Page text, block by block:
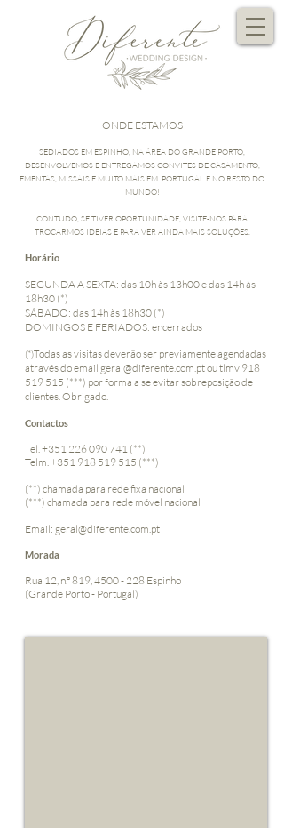
ONDE ESTAMOS
SEDIADOS EM ESPINHO, NA ÁREA DO GRANDE PORTO,
DESENVOLVEMOS E ENTREGAMOS CONVITES DE CASAMENTO,
EMENTAS, MISSAIS E MUITO MAIS EM PORTUGAL E NO RESTO DO
MUNDO!​
CONTUDO, SE TIVER OPORTUNIDADE, VISITE-NOS PARA
TROCARMOS IDEIAS E PARA VER AINDA MAIS SOLUÇÕES.
Horário
SEGUNDA A SEXTA: das 10h às 13h00 e das 14h às
18h30 (*)
SÁBADO: das 14h às 18h30 (*)
DOMINGOS E FERIADOS: encerrados
(*)Todas as visitas deverão ser previamente agendadas
através do email geral@diferente.com.ptou tlmv 918
519 515 (***) por forma a se evitar sobreposição de
clientes. Obrigado.
Contactos
Tel.+351 226 090 741 (**)
Telm.+351 918 519 515 (***)
(**) chamada para rede fixa nacional
(***) chamada para rede móvel nacional
Email: geral@diferente.com.pt
Morada
Rua 12, n.º 819,4500 - 228 Espinho
(Grande Porto - Portugal)